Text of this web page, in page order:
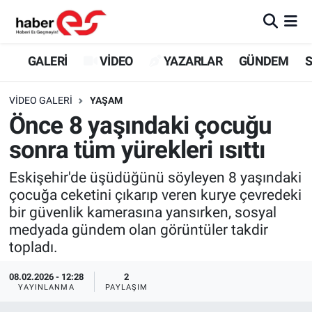
GALERİ VİDEO YAZARLAR GÜNDEM
VIDEO GALERI YAŞAM
Önce 8 yaşındaki çocuğu
sonra tüm yürekleri ısıttı
Eskişehir'de üşüdüğünü söyleyen 8 yaşındaki
çocuğa ceketini çıkarıp veren kurye çevredeki
bir güvenlik kamerasına yansırken, sosyal
medyada gündem olan görüntüler takdir
topladı.
08.02.2026 - 12:28
YAYINLANMA
2
PAYLAŞIM
GALERİ
YAZARLAR
GÜNDEM
SİYASET
TEKNOLOJİ
Eskişehir Nöbetçi Eczaneler
Eskişehir Trafik Yoğunluk Haritası
Süper Lig Puan Durumu ve Fikstür
Tüm Manşetler
Son Dakika Haberleri